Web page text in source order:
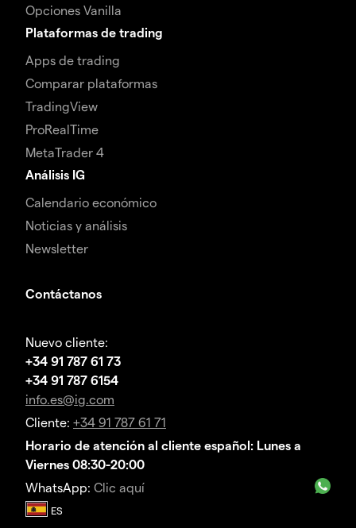
Opciones Vanilla
Plataformas de trading
Apps de trading
Comparar plataformas
TradingView
ProRealTime
MetaTrader 4
Análisis IG
Calendario económico
Noticias y análisis
Newsletter
Contáctanos
Nuevo cliente:
+34 91 787 61 73
+34 91 787 6154
info.es@ig.com
Cliente: +34 91 787 61 71
Horario de atención al cliente español: Lunes a
Viernes 08:30-20:00
WhatsApp: Clic aquí